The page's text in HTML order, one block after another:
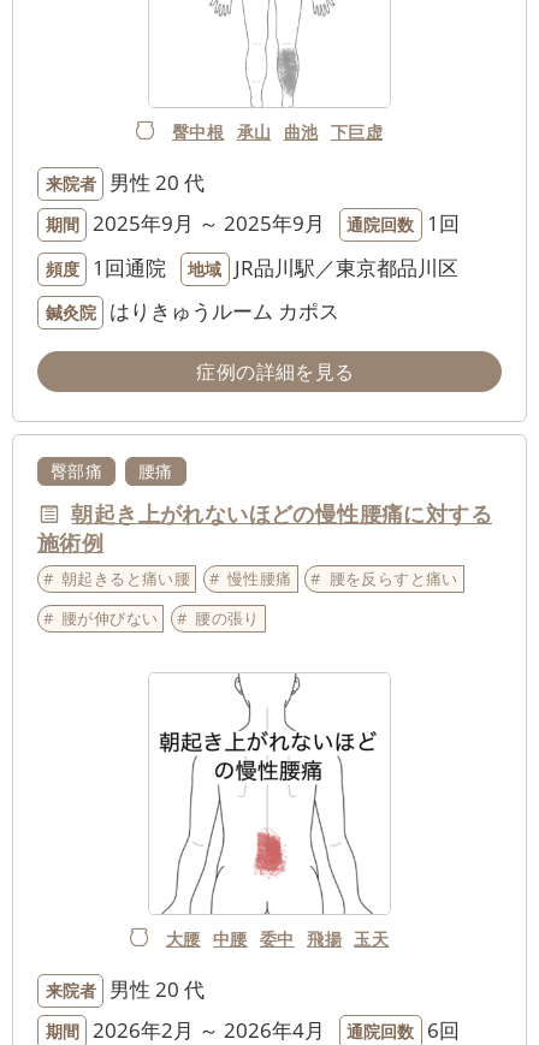
臀中根 承山 曲池 下巨虚
来院者 男性 20 代
期間 2025年9月 ～ 2025年9月 通院回数 1回
頻度 1回通院 地域 JR品川駅／東京都品川区
鍼灸院 はりきゅうルーム カポス
症例の詳細を見る
臀部痛 腰痛
朝起き上がれないほどの慢性腰痛に対する
施術例
朝起きると痛い腰 慢性腰痛
腰を反らすと痛い
腰が伸びない
腰の張り
大腰 中腰 委中 飛揚 玉天
来院者 男性 20 代
期間 2026年2月 ～ 2026年4月 通院回数 6回